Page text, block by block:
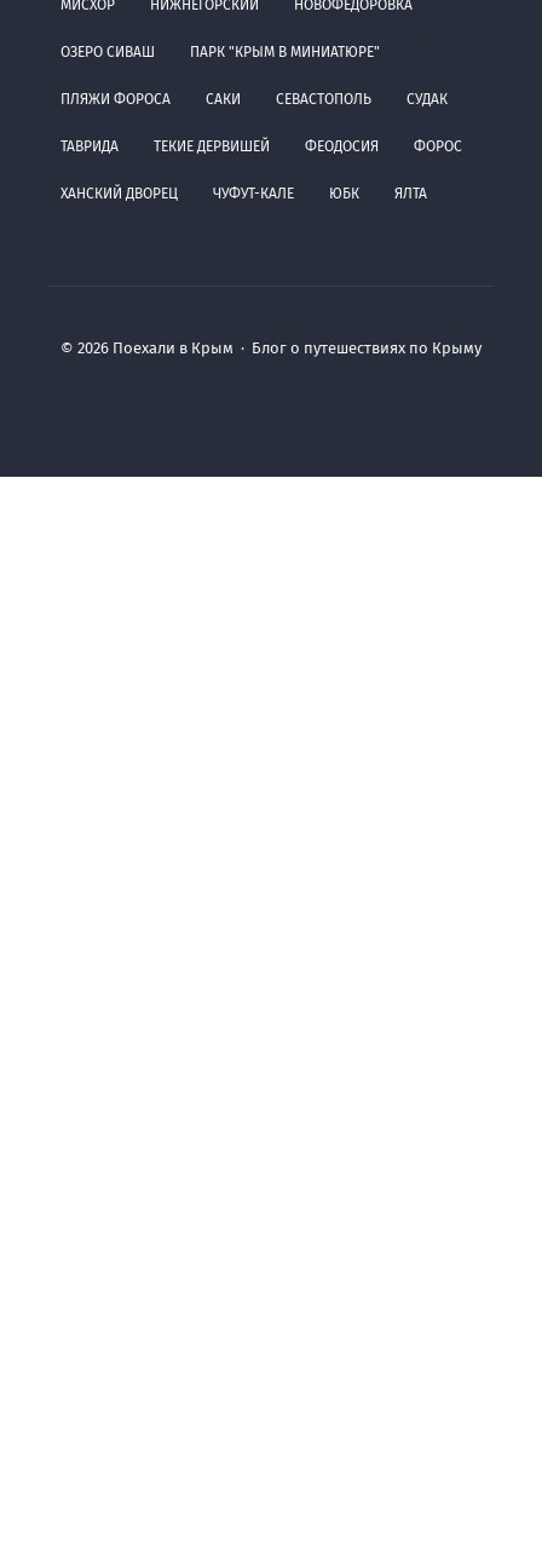
МИСХОР НИЖНЕГОРСКИЙ НОВОФЕДОРОВКА
ОЗЕРО СИВАШ ПАРК "КРЫМ В МИНИАТЮРЕ"
ПЛЯЖИ ФОРОСА САКИ СЕВАСТОПОЛЬ СУДАК
ТАВРИДА ТЕКИЕ ДЕРВИШЕЙ ФЕОДОСИЯ ФОРОС
ХАНСКИЙ ДВОРЕЦ ЧУФУТ-КАЛЕ ЮБК ЯЛТА
© 2026 Поехали в Крым · Блог о путешествиях по Крыму